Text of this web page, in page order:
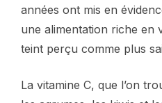
années ont mis en
une alimentation riche en
teint perçu comme plus
La vitamine C, que l’on